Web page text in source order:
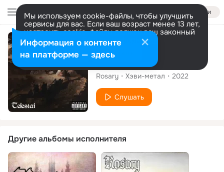
Войти
Мы используем cookie-файлы, чтобы улучшить
сервисы для вас. Если ваш возраст менее 13 лет,
настроить cookie-файлы должен ваш законный
представитель. Больше информации
Разрешить все Настроить
Альбом
Telestai
Rosary Хэви-метал 2022
Слушать
Другие альбомы исполнителя
Информация о контенте
на платформе — здесь